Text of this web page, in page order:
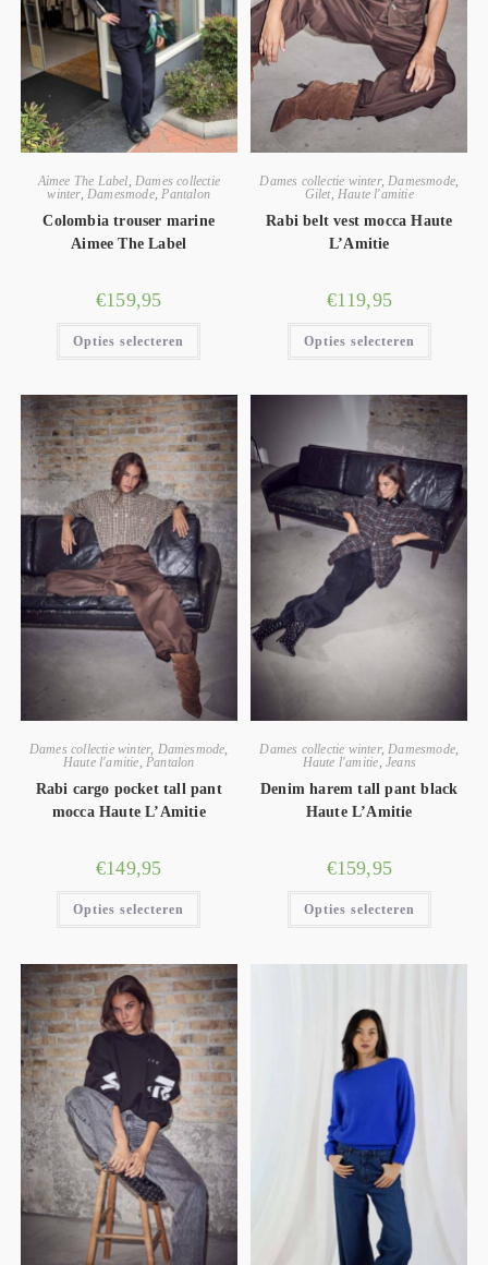
Aimee The Label, Dames collectie
winter,Damesmode,Pantalon
Colombia trouser marine
Aimee The Label
€159,95
Opties selecteren
Dames collectie winter,Damesmode,
Gilet,Haute l'amitie
Rabi belt vest mocca Haute
L’Amitie
€119,95
Opties selecteren
Dames collectie winter, Damesmode,
Haute l'amitie, Pantalon
Rabi cargo pocket tall pant
mocca Haute L’Amitie
€149,95
Opties selecteren
Dames collectie winter,Damesmode,
Haute l'amitie, Jeans
Denim harem tall pant black
Haute L’Amitie
€159,95
Opties selecteren